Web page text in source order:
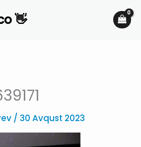
👋
/30 Avqust 2023